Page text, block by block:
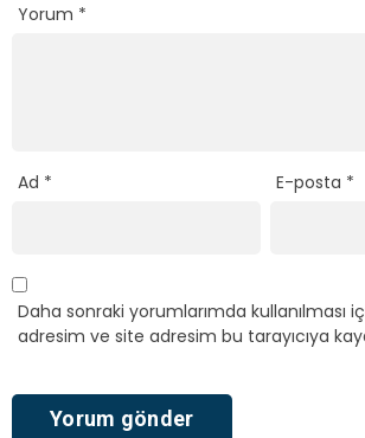
Yorum *
Ad * E-posta *
Daha sonraki yorumlarımda kullanılması
adresim ve site adresim bu tarayıcıya